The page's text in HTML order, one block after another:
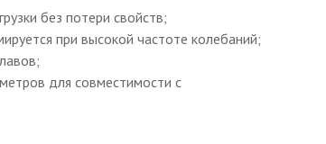
без потери свойств;
при высокой частоте колебаний;
для совместимости с